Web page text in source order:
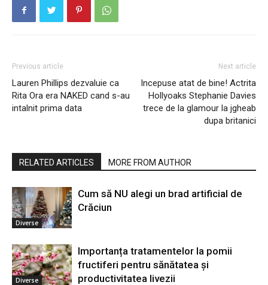
Previous article
Lauren Phillips dezvaluie ca
Rita Ora era NAKED cand s-au
intalnit prima data
Next article
Incepuse atat de bine! Actrita
Hollyoaks Stephanie Davies
trece de la glamour la jgheab
dupa britanici
RELATED ARTICLES MORE FROM AUTHOR
Diverse
Cum să NU alegi un brad artificial de
Crăciun
Diverse
Importanța tratamentelor la pomii
fructiferi pentru sănătatea și
productivitatea livezii